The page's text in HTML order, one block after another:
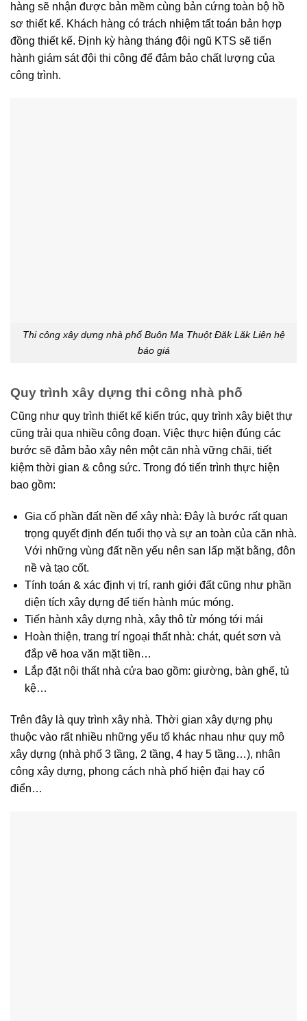
hàng sẽ nhận được bản mềm cùng bản cứng toàn bộ hồ
sơ thiết kế. Khách hàng có trách nhiệm tất toán bản hợp
đồng thiết kế. Định kỳ hàng tháng đội ngũ KTS sẽ tiến
hành giám sát đội thi công để đảm bảo chất lượng của
công trình.
Thi công xây dựng nhà phố Buôn Ma Thuột Đăk Lăk Liên hệ
báo giá
Quy trình xây dựng thi công nhà phố
Cũng như quy trình thiết kế kiến trúc, quy trình xây biệt thự
cũng trải qua nhiều công đoạn. Việc thực hiện đúng các
bước sẽ đảm bảo xây nên một căn nhà vững chãi, tiết
kiệm thời gian & công sức. Trong đó tiến trình thực hiện
bao gồm:
Gia cố phần đất nền để xây nhà: Đây là bước rất quan
trọng quyết định đến tuổi thọ và sự an toàn của căn nhà.
Với những vùng đất nền yếu nên san lấp mặt bằng, đôn
nề và tạo cốt.
Tính toán & xác định vị trí, ranh giới đất cũng như phần
diện tích xây dựng để tiến hành múc móng.
Tiến hành xây dựng nhà, xây thô từ móng tới mái
Hoàn thiện, trang trí ngoại thất nhà: chát, quét sơn và
đắp vẽ hoa văn mặt tiền…
Lắp đặt nội thất nhà cửa bao gồm: giường, bàn ghế, tủ
kệ…
Trên đây là quy trình xây nhà. Thời gian xây dựng phụ
thuộc vào rất nhiều những yếu tố khác nhau như quy mô
xây dựng (nhà phố 3 tầng, 2 tầng, 4 hay 5 tầng…), nhân
công xây dựng, phong cách nhà phố hiện đại hay cổ
điển…